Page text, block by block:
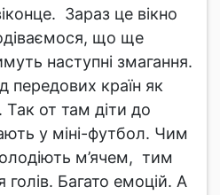
Зараз це вікно
що ще
наступні змагання.
передових країн як
Так от там діти до
у міні-футбол. Чим
м’ячем, тим
голів. Багато емоцій. А